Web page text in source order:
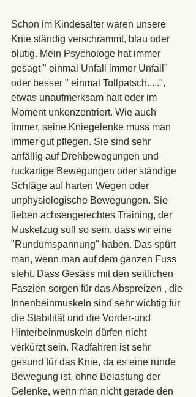
Schon im Kindesalter waren unsere
Knie ständig verschrammt, blau oder
blutig. Mein Psychologe hat immer
gesagt " einmal Unfall immer Unfall"
oder besser " einmal Tollpatsch.....",
etwas unaufmerksam halt oder im
Moment unkonzentriert. Wie auch
immer, seine Kniegelenke muss man
immer gut pflegen. Sie sind sehr
anfällig auf Drehbewegungen und
ruckartige Bewegungen oder ständige
Schläge auf harten Wegen oder
unphysiologische Bewegungen. Sie
lieben achsengerechtes Training, der
Muskelzug soll so sein, dass wir eine
"Rundumspannung" haben. Das spürt
man, wenn man auf dem ganzen Fuss
steht. Dass Gesäss mit den seitlichen
Faszien sorgen für das Abspreizen , die
Innenbeinmuskeln sind sehr wichtig für
die Stabilität und die Vorder-und
Hinterbeinmuskeln dürfen nicht
verkürzt sein. Radfahren ist sehr
gesund für das Knie, da es eine runde
Bewegung ist, ohne Belastung der
Gelenke, wenn man nicht gerade den